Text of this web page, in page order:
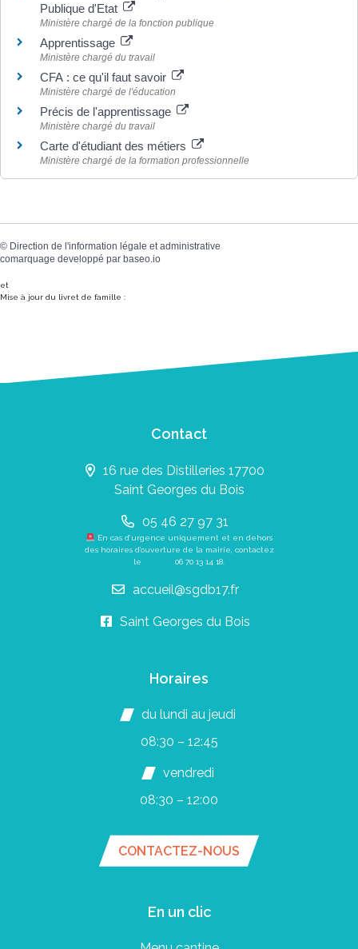
Publique d'Etat
Ministère chargé de la fonction publique
Apprentissage
Ministère chargé du travail
CFA : ce qu'il faut savoir
Ministère chargé de l'éducation
Précis de l'apprentissage
Ministère chargé du travail
Carte d'étudiant des métiers
Ministère chargé de la formation professionnelle
© Direction de l'information légale et administrative
comarquage developpé par baseo.io
et
Mise à jour du livret de famille :
Contact
16 rue des Distilleries 17700
Saint Georges du Bois
05 46 27 97 31
En cas d’urgence uniquement et en dehors
des horaires d’ouverture de la mairie, contactez
le 06 70 13 14 18.
accueil@sgdb17.fr
Saint Georges du Bois
Horaires
du lundi au jeudi
08:30 – 12:45
vendredi
08:30 – 12:00
CONTACTEZ-NOUS
En un clic